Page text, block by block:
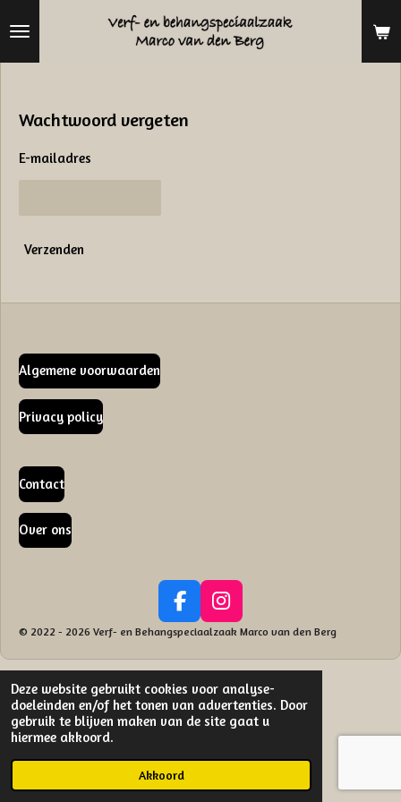
Deze website gebruikt cookies voor analyse-
doeleinden en/of het tonen van advertenties. Door
gebruik te blijven maken van de site gaat u
hiermee akkoord.
Akkoord
hoofdinhoud
Wachtwoord vergeten
E-mailadres
Verzenden
Algemene voorwaarden
Privacy policy
Contact
Over ons
F
a
e
b
o
o
I
n
t
a
g
r
m
© 2022 - 2026 Verf- en Behangspeciaalzaak Marco van den Berg